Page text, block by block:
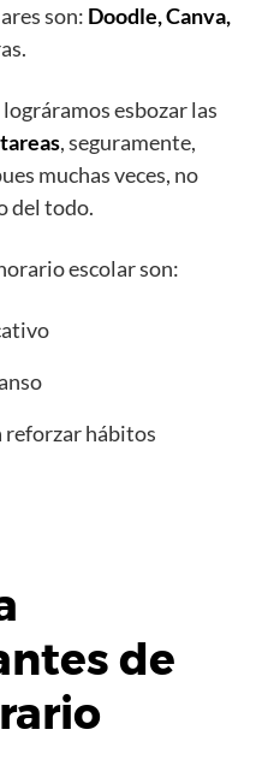
son: Doodle, Canva,
esbozar las
, seguramente,
muchas veces, no
del todo.
escolar son:
hábitos
de